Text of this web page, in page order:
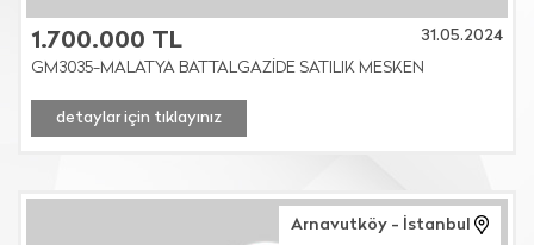
1.700.000 TL
31.05.2024
GM3035-MALATYA BATTALGAZİDE SATILIK MESKEN
detaylar için tıklayınız
Arnavutköy - İstanbul